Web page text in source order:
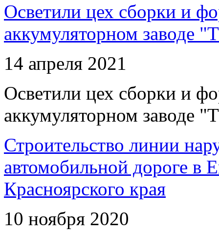
Осветили цех сборки и
аккумуляторном заводе
14 апреля 2021
Осветили цех сборки и
аккумуляторном заводе
Строительство линии
автомобильной дороге в
Красноярского края
10 ноября 2020